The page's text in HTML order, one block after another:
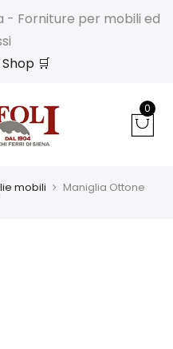
Forniture per mobili ed
🛒
0
mobili Maniglia Ottone